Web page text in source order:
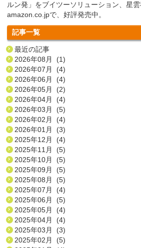
ルン発」をブイツーソリューション、星雲
amazon.co.jpで、好評発売中。
記事一覧
最近の記事
2026年08月 (1)
2026年07月 (4)
2026年06月 (4)
2026年05月 (2)
2026年04月 (4)
2026年03月 (5)
2026年02月 (4)
2026年01月 (3)
2025年12月 (4)
2025年11月 (5)
2025年10月 (5)
2025年09月 (5)
2025年08月 (5)
2025年07月 (4)
2025年06月 (5)
2025年05月 (4)
2025年04月 (4)
2025年03月 (3)
2025年02月 (5)